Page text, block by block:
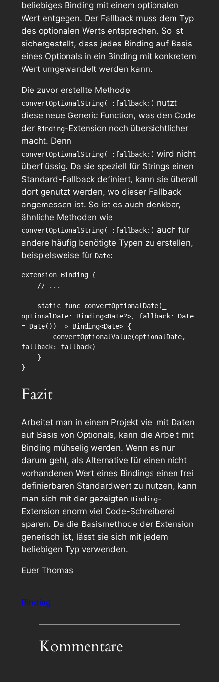
beliebiges Binding mit einem optionalen
Wert entgegen. Der Fallback muss dem Typ
des optionalen Werts entsprechen. So ist
sichergestellt, dass jedes Binding auf Basis
eines Optionals in ein Binding mit konkretem
Wert umgewandelt werden kann.
Die zuvor erstellte Methode
convertOptionalString(_:fallback:) nutzt
diese neue Generic Function, was den Code
der Binding-Extension noch übersichtlicher
macht. Denn
convertOptionalString(_:fallback:) wird nicht
überflüssig. Da sie speziell für Strings einen
Standard-Fallback definiert, kann sie überall
dort genutzt werden, wo dieser Fallback
angemessen ist. So ist es auch denkbar,
ähnliche Methoden wie
convertOptionalString(_:fallback:) auch für
andere häufig benötigte Typen zu erstellen,
beispielsweise für Date:
extension Binding {
optionalDate: Binding<Date?>, fallback: Date
= Date()) -> Binding<Date> {
fallback: fallback)
Fazit
Arbeitet man in einem Projekt viel mit Daten
auf Basis von Optionals, kann die Arbeit mit
Binding mühselig werden. Wenn es nur
darum geht, als Alternative für einen nicht
vorhandenen Wert eines Bindings einen frei
definierbaren Standardwert zu nutzen, kann
man sich mit der gezeigten Binding-
Extension enorm viel Code-Schreiberei
sparen. Da die Basismethode der Extension
generisch ist, lässt sie sich mit jedem
beliebigen Typ verwenden.
Euer Thomas
Binding
Kommentare